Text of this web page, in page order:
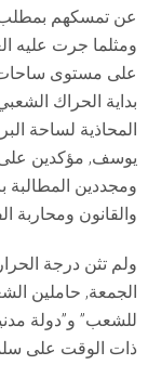
عن تمسكهم بمطلب
ومثلما جرت عليه
على مستوى ساحات
المحاذية لساحة
يوسف, مؤكدين على
ومجددين المطالبة
والقانون ومحاربة
ولم تثن درجة
الجمعة, حاملين
للشعب” و”دولة
ذات الوقت على